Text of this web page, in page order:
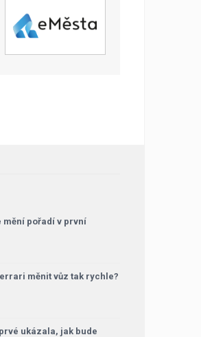
mění pořadí v první
měnit vůz tak rychle?
ukázala, jak bude